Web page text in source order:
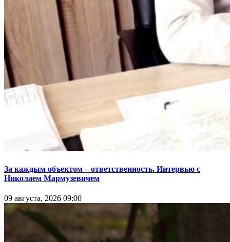
За каждым объектом – ответственность. Интервью с
Николаем Мармузевичем
09 августа, 2026 09:00